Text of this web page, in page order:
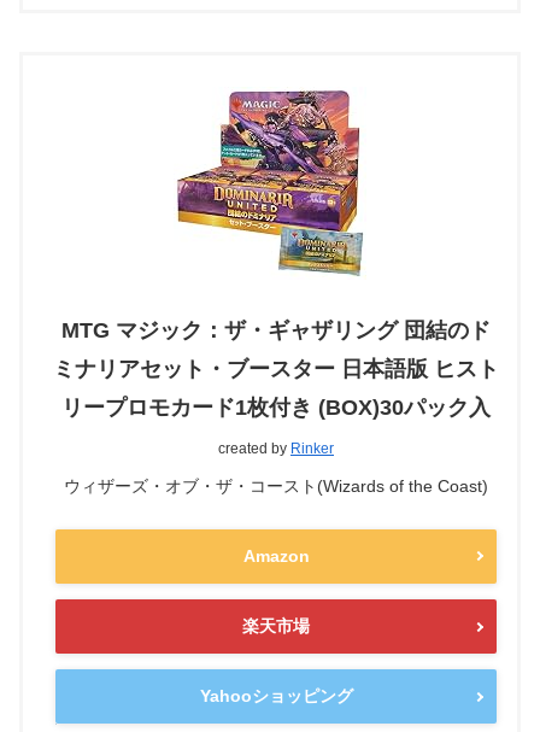
MTG マジック：ザ・ギャザリング 団結のド
ミナリアセット・ブースター 日本語版 ヒスト
リープロモカード1枚付き (BOX)30パック入
created by Rinker
ウィザーズ・オブ・ザ・コースト(Wizards of the Coast)
Amazon
楽天市場
Yahooショッピング